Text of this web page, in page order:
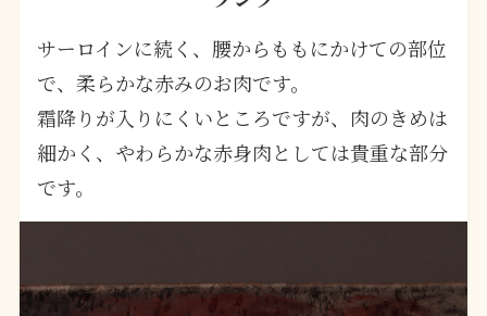
サーロインに続く、腰からももにかけての部位
で、柔らかな赤みのお肉です。
霜降りが入りにくいところですが、肉のきめは
細かく、やわらかな赤身肉としては貴重な部分
です。